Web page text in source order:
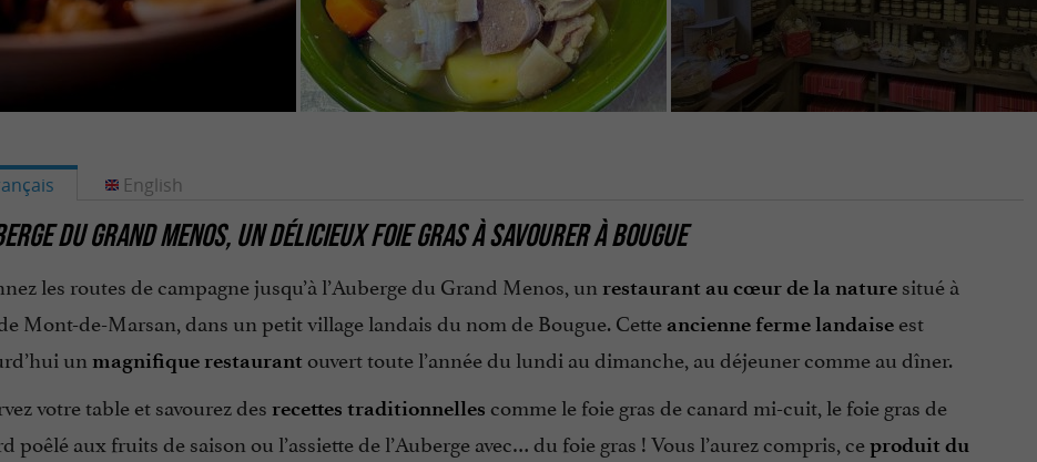
DU GRAND MENOS, UN DÉLICIEUX FOIE GRAS À SAVOURER À BOUGUE
les routes de campagne jusqu’à l’Auberge du Grand Menos, un restaurant au cœur de la naturesitué à
Mont-de-Marsan, dans un petit village landais du nom de Bougue. Cetteancienne ferme landaise est
un magnifique restaurant ouvert toute l’année du lundi au dimanche, au déjeuner comme au dîner.
votre table et savourez des recettes traditionnelles comme le foie gras de canard mi-cuit, le foie gras de
poêlé aux fruits de saison ou l’assiette de l’Auberge avec… du foie gras ! Vous l’aurez compris, ceproduit du
English